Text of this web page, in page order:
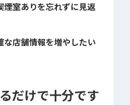
室ありを忘れずに見返
店舗情報を増やしたい
だけで十分です